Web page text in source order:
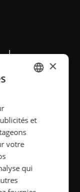
photos
PORTUGESE
×
et
votre
qui